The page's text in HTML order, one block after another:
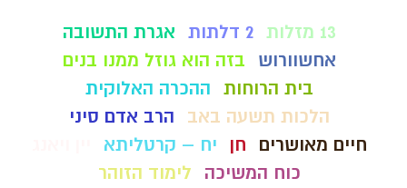
13 מזלות 2 דלתות
אגרת התשובה
אחשוורוש
בזה הוא גוזל ממנו בנים
בית הרוחות ההכרה האלוקית
הלכות תשעה באב
הרב אדם סיני
חיים מאושרים
חן יח – קרטליתא
כוח המשיכה
לימוד הזוהר